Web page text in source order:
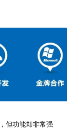
，但功能却非常强